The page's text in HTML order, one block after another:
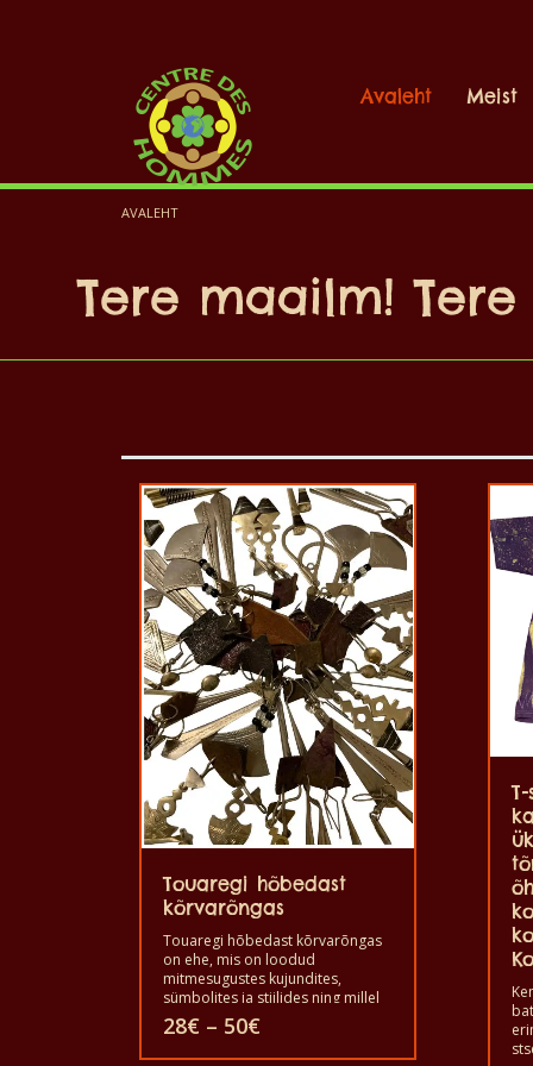
Avaleht Meist
AVALEHT
Tere maailm!
Touaregi hõbedast
kõrvarõngas
Touaregi hõbedast kõrvarõngas
on ehe, mis on loodud
mitmesugustes kujundites,
sümbolites ja stiilides ning millel
on erinevad kultuurilised
tähendused. Seda on kasutatud
kaitseks kurjade vaimude ja halva
28€ – 50€Hinnavahemik: